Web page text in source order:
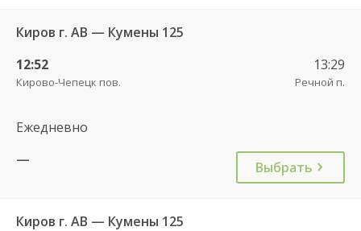
Киров г. АВ — Кумены 125
12:52
Кирово-Чепецк пов.
13:29
Речной п.
Ежедневно
—
Выбрать
Киров г. АВ — Кумены 125